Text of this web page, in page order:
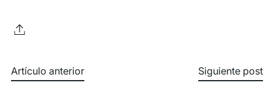
Artículo anterior Siguiente post